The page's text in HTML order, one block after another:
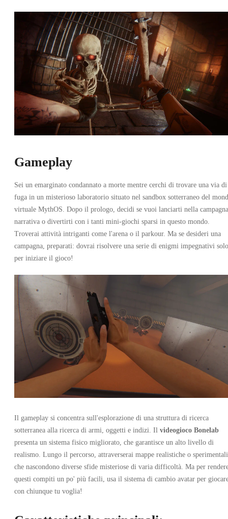
Gameplay
Sei un emarginato condannato a morte mentre cerchi di trovare una via di
fuga in un misterioso laboratorio situato nel sandbox sotterraneo del
virtuale MythOS. Dopo il prologo, decidi se vuoi lanciarti nella campagna
narrativa o divertirti con i tanti mini-giochi sparsi in questo mondo.
Troverai attività intriganti come l'arena o il parkour. Ma se desideri una
campagna, preparati: dovrai risolvere una serie di enigmi impegnativi solo
per iniziare il gioco!
Il gameplay si concentra sull'esplorazione di una struttura di ricerca
sotterranea alla ricerca di armi, oggetti e indizi. Il videogioco Bonelab
presenta un sistema fisico migliorato, che garantisce un alto livello di
realismo. Lungo il percorso, attraverserai mappe realistiche o
che nascondono diverse sfide misteriose di varia difficoltà. Ma per
questi compiti un po' più facili, usa il sistema di cambio avatar per
con chiunque tu voglia!